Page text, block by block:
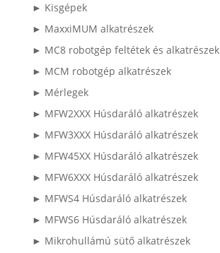
► Kisgépek
► MaxxiMUM alkatrészek
► MC8 robotgép feltétek és alkatrészek
► MCM robotgép alkatrészek
► Mérlegek
► MFW2XXX Húsdaráló alkatrészek
► MFW3XXX Húsdaráló alkatrészek
► MFW45XX Húsdaráló alkatrészek
► MFW6XXX Húsdaráló alkatrészek
► MFWS4 Húsdaráló alkatrészek
► MFWS6 Húsdaráló alkatrészek
► Mikrohullámú sütő alkatrészek